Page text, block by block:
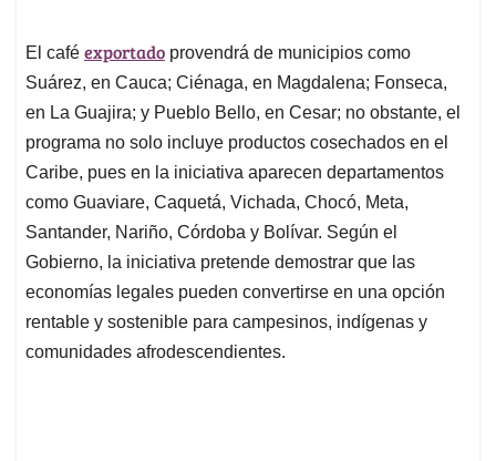
El café exportado provendrá de municipios como
Suárez, en Cauca; Ciénaga, en Magdalena; Fonseca,
en La Guajira; y Pueblo Bello, en Cesar; no obstante, el
programa no solo incluye productos cosechados en el
Caribe, pues en la iniciativa aparecen departamentos
como Guaviare, Caquetá, Vichada, Chocó, Meta,
Santander, Nariño, Córdoba y Bolívar. Según el
Gobierno, la iniciativa pretende demostrar que las
economías legales pueden convertirse en una opción
rentable y sostenible para campesinos, indígenas y
comunidades afrodescendientes.